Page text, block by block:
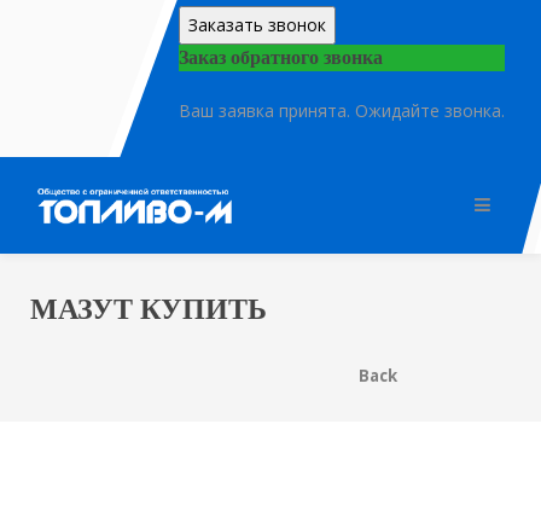
Заказать звонок
Заказ обратного звонка
Ваш заявка принята. Ожидайте звонка.
МАЗУТ КУПИТЬ
Back